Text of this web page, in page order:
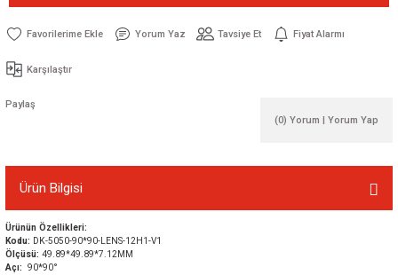
Yorum Yaz Tavsiye Et Fiyat Alarmı
Karşılaştır
Paylaş
(0) Yorum | Yorum Yap
Ürün Bilgisi
Ürünün Özellikleri:
Kodu: DK-5050-90*90-LENS-12H1-V1
Ölçüsü: 49.89*49.89*7.12MM
Açı: 90*90°